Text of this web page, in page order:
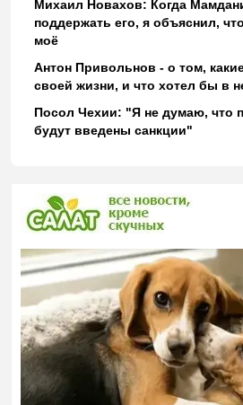
Михаил Новахов: Когда
поддержать его, я объяснил,
моё
Антон Привольнов - о том,
своей жизни, и что хотел бы в
Посол Чехии: "Я не думаю, что
будут введены санкции"